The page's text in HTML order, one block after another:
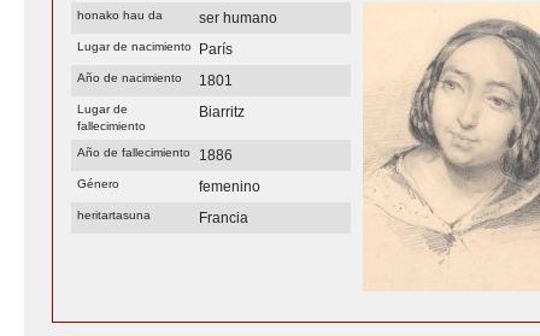
honako hau da ser humano
Lugar de nacimiento París
Año de nacimiento 1801
Lugar de
fallecimiento
Biarritz
Año de fallecimiento 1886
Género femenino
heritartasuna Francia